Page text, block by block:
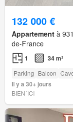
132 000 €
Appartement à
de-France
1 34 m²
Parking Balcon
Il y a 30+ jours
BIEN´ICI